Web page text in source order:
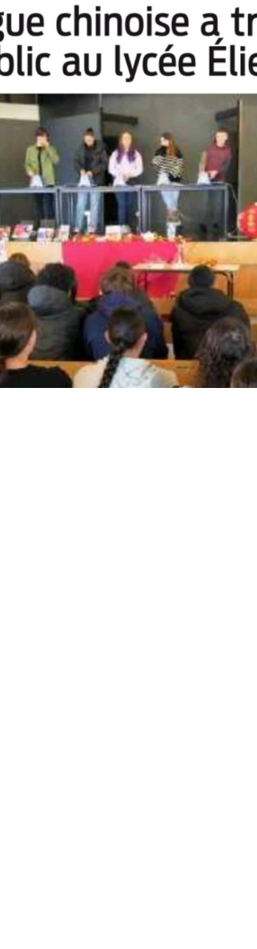
Edition Elie Faure
1 mars 2023
Sortie scolaire en Angleterre
Du 19 au 24 février 2023, les 1ères et Terminales
euro se sont rendus en Angleterre. Plusieurs
découvertes étaient au programme. Dès leur...